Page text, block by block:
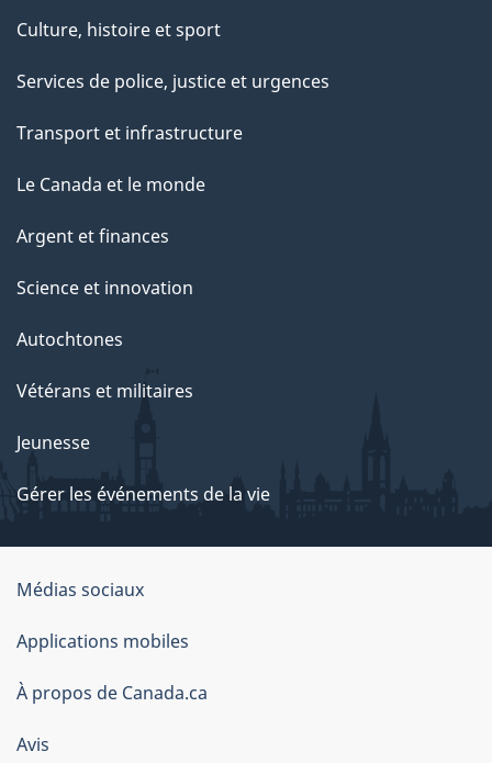
Culture, histoire et sport
Services de police, justice et urgences
Transport et infrastructure
Le Canada et le monde
Argent et finances
Science et innovation
Autochtones
Vétérans et militaires
Jeunesse
Gérer les événements de la vie
Organisation
du
gouvernement
du
Canada
Médias sociaux
Applications mobiles
À propos de Canada.ca
Avis